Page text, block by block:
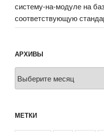
систему-на-модуле на
соответствующую
АРХИВЫ
МЕТКИ